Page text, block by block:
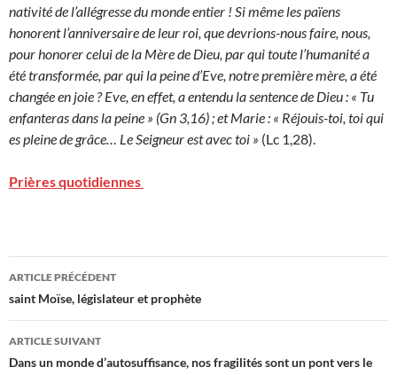
nativité de l’allégresse du monde entier ! Si même les païens
honorent l’anniversaire de leur roi, que devrions-nous faire, nous,
pour honorer celui de la Mère de Dieu, par qui toute l’humanité a
été transformée, par qui la peine d’Eve, notre première mère, a été
changée en joie ? Eve, en effet, a entendu la sentence de Dieu : « Tu
enfanteras dans la peine » (Gn 3,16) ; et Marie : « Réjouis-toi, toi qui
es pleine de grâce… Le Seigneur est avec toi » (Lc 1,28).
Prières quotidiennes
Navigation
des
articles
ARTICLE PRÉCÉDENT
saint Moïse, législateur et prophète
ARTICLE SUIVANT
Dans un monde d’autosuffisance, nos fragilités sont un pont vers le